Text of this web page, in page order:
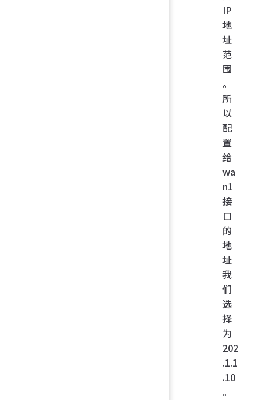
IP
地
址
范
围
。
所
以
配
置
给
wa
n1
接
口
的
地
址
我
们
选
择
为
202
.1.1
.10
。